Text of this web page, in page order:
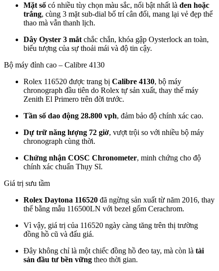
Mặt số có nhiều tùy chọn màu sắc, nổi bật nhất là đen hoặc
trắng, cùng 3 mặt sub-dial bố trí cân đối, mang lại vẻ đẹp thể
thao mà vẫn thanh lịch.
Dây Oyster 3 mắt chắc chắn, khóa gập Oysterlock an toàn,
biểu tượng của sự thoải mái và độ tin cậy.
Bộ máy đỉnh cao – Calibre 4130
Rolex 116520 được trang bị Calibre 4130, bộ máy
chronograph đầu tiên do Rolex tự sản xuất, thay thế máy
Zenith El Primero trên đời trước.
Tần số dao động 28.800 vph, đảm bảo độ chính xác cao.
Dự trữ năng lượng 72 giờ, vượt trội so với nhiều bộ máy
chronograph cùng thời.
Chứng nhận COSC Chronometer, minh chứng cho độ
chính xác chuẩn Thụy Sĩ.
Giá trị sưu tầm
Rolex Daytona 116520 đã ngừng sản xuất từ năm 2016, thay
thế bằng mẫu 116500LN với bezel gốm Cerachrom.
Vì vậy, giá trị của 116520 ngày càng tăng trên thị trường
đồng hồ cũ và đấu giá.
Đây không chỉ là một chiếc đồng hồ đeo tay, mà còn là tài
sản đầu tư bền vững theo thời gian.